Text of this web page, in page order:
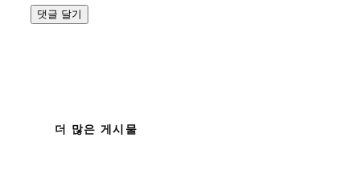
더 많은 게시물